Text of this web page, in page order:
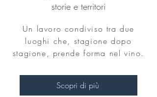
storie e territori
Un lavoro condiviso tra due
luoghi che, stagione dopo
stagione, prende forma nel vino.
Scopri di più